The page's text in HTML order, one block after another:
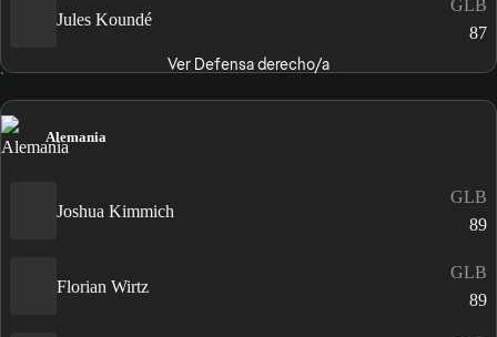
Jules Koundé
GLB
87
Ver Defensa derecho/a
Alemania
Joshua Kimmich
GLB
89
Florian Wirtz
GLB
89